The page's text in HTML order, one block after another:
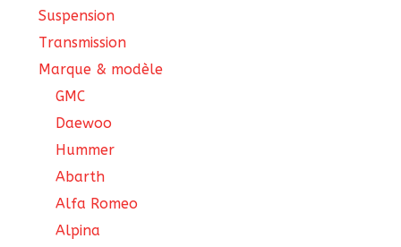
Suspension
Transmission
Marque & modèle
GMC
Daewoo
Hummer
Abarth
Alfa Romeo
Alpina